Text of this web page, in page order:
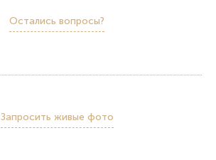
Остались вопросы?
Запросить живые фото